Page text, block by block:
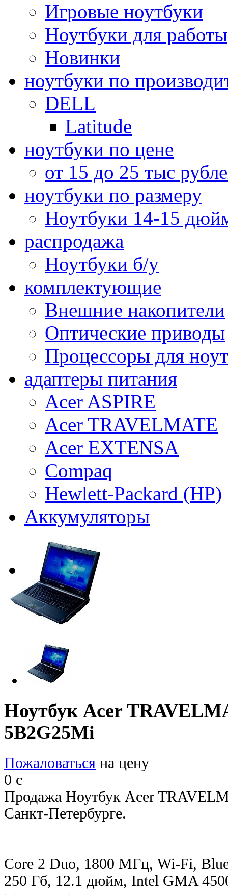
Игровые ноутбуки
Ноутбуки для работы
Новинки
ноутбуки по
DELL
Latitude
ноутбуки по цене
от 15 до 25 тыс
ноутбуки по размеру
Ноутбуки 14-15
распродажа
Ноутбуки б/у
комплектующие
Внешние накопители
Оптические приводы
Процессоры для
адаптеры питания
Acer ASPIRE
Acer TRAVELMATE
Acer EXTENSA
Compaq
Hewlett-Packard (HP)
Аккумуляторы
Ноутбук Acer
5B2G25Mi
Пожаловаться на цену
0 c
Продажа Ноутбук Acer
Санкт-Петербурге.
Core 2 Duo, 1800 МГц, Wi-Fi,
250 Гб, 12.1 дюйм, Intel GMA